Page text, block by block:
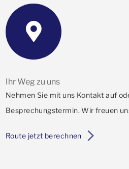
Ihr Weg zu uns
Nehmen Sie mit uns Kontakt auf
Besprechungstermin. Wir freuen
Route jetzt berechnen